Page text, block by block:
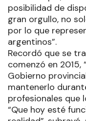
posibilidad de
gran orgullo, no
por lo que
argentinos”.
Recordó que se
comenzó en 2015,
Gobierno
mantenerlo
profesionales que
“Que hoy esté